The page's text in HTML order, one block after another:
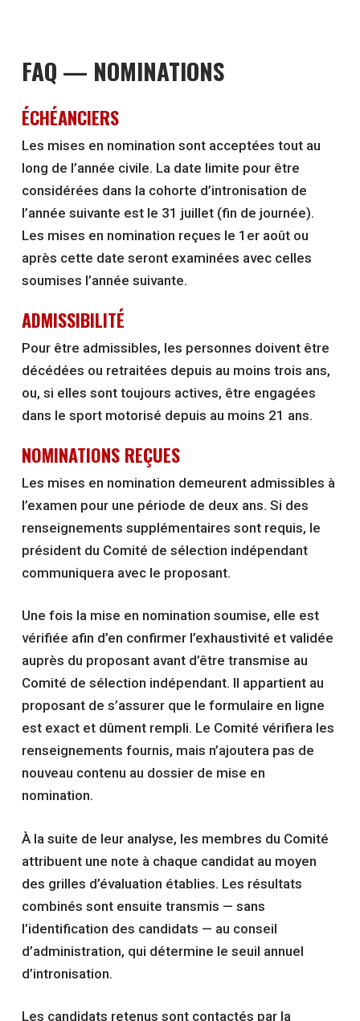
FAQ — NOMINATIONS
ÉCHÉANCIERS
Les mises en nomination sont acceptées tout au
long de l’année civile. La date limite pour être
considérées dans la cohorte d’intronisation de
l’année suivante est le 31 juillet (fin de journée).
Les mises en nomination reçues le 1er août ou
après cette date seront examinées avec celles
soumises l’année suivante.
ADMISSIBILITÉ
Pour être admissibles, les personnes doivent être
décédées ou retraitées depuis au moins trois ans,
ou, si elles sont toujours actives, être engagées
dans le sport motorisé depuis au moins 21 ans.
NOMINATIONS REÇUES
Les mises en nomination demeurent admissibles à
l’examen pour une période de deux ans. Si des
renseignements supplémentaires sont requis, le
président du Comité de sélection indépendant
communiquera avec le proposant.
Une fois la mise en nomination soumise, elle est
vérifiée afin d’en confirmer l’exhaustivité et validée
auprès du proposant avant d’être transmise au
Comité de sélection indépendant. Il appartient au
proposant de s’assurer que le formulaire en ligne
est exact et dûment rempli. Le Comité vérifiera les
renseignements fournis, mais n’ajoutera pas de
nouveau contenu au dossier de mise en
nomination.
À la suite de leur analyse, les membres du Comité
attribuent une note à chaque candidat au moyen
des grilles d’évaluation établies. Les résultats
combinés sont ensuite transmis — sans
l’identification des candidats — au conseil
d’administration, qui détermine le seuil annuel
d’intronisation.
Les candidats retenus sont contactés par la